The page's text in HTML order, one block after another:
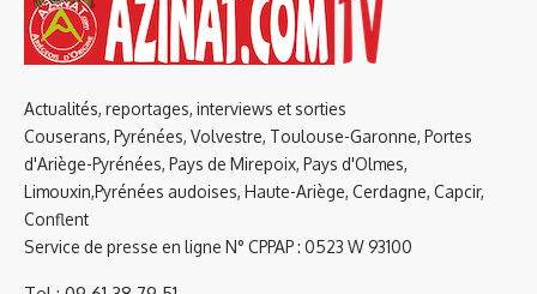
Actualités, reportages, interviews et sorties
Couserans, Pyrénées, Volvestre, Toulouse-Garonne, Portes
d'Ariège-Pyrénées, Pays de Mirepoix, Pays d'Olmes,
Limouxin,Pyrénées audoises, Haute-Ariège, Cerdagne, Capcir,
Conflent
Service de presse en ligne N° CPPAP : 0523 W 93100